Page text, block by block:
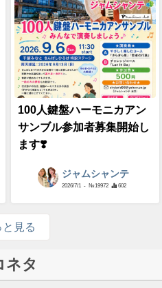
100人鍵盤ハーモニカアン
サンブル参加者募集開始し
ます❣️
ジャムシャンテ
2026/7/1 - №19972 602
と見る
ネタ